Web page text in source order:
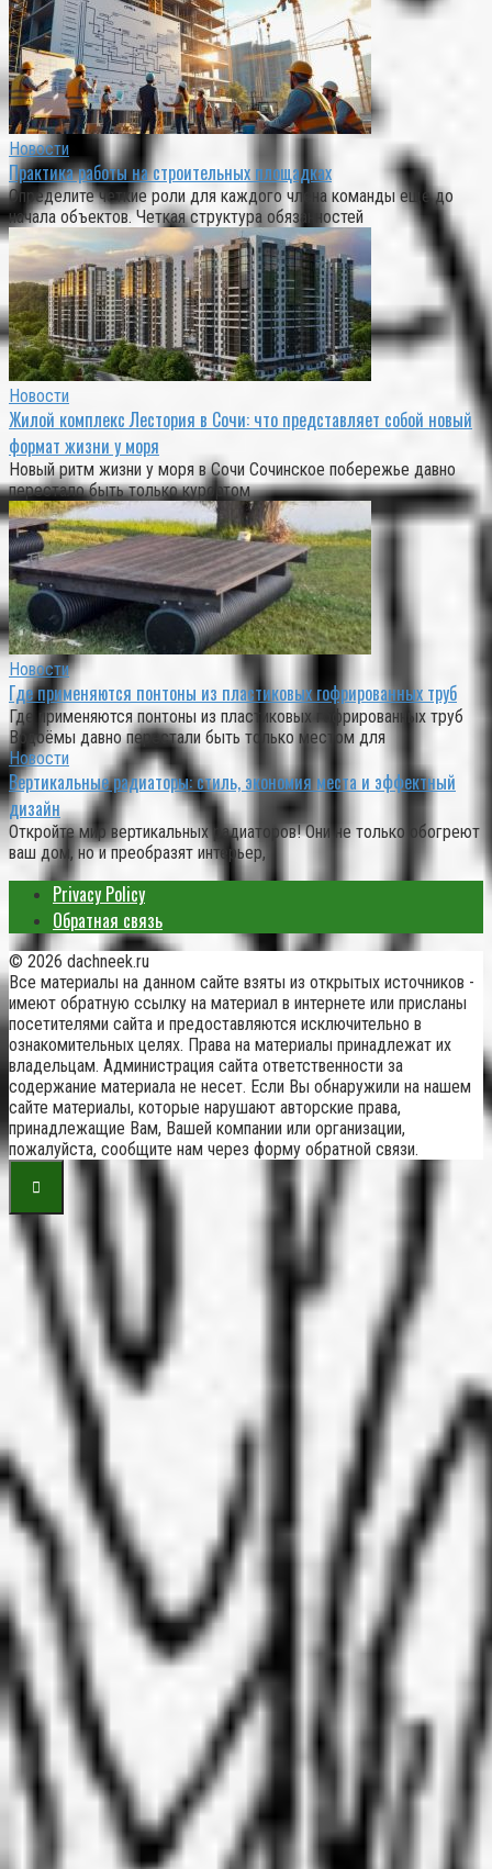
Новости
Практика работы на строительных площадках
Определите четкие роли для каждого члена команды еще до
начала объектов. Четкая структура обязанностей
Новости
Жилой комплекс Лестория в Сочи: что представляет собой новый
формат жизни у моря
Новый ритм жизни у моря в Сочи Сочинское побережье давно
перестало быть только курортом
Новости
Где применяются понтоны из пластиковых гофрированных труб
Где применяются понтоны из пластиковых гофрированных труб
Водоёмы давно перестали быть только местом для
Новости
Вертикальные радиаторы: стиль, экономия места и эффектный
дизайн
Откройте мир вертикальных радиаторов! Они не только обогреют
ваш дом, но и преобразят интерьер,
Privacy Policy
Обратная связь
© 2026 dachneek.ru
Все материалы на данном сайте взяты из открытых источников -
имеют обратную ссылку на материал в интернете или присланы
посетителями сайта и предоставляются исключительно в
ознакомительных целях. Права на материалы принадлежат их
владельцам. Администрация сайта ответственности за
содержание материала не несет. Если Вы обнаружили на нашем
сайте материалы, которые нарушают авторские права,
принадлежащие Вам, Вашей компании или организации,
пожалуйста, сообщите нам через форму обратной связи.